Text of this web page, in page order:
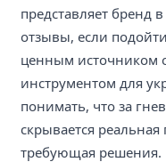
представляет бренд
отзывы, если
ценным источником
инструментом для
понимать, что за
скрывается
требующая решения.